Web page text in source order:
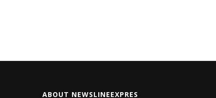
ABOUT NEWSLINEEXPRES